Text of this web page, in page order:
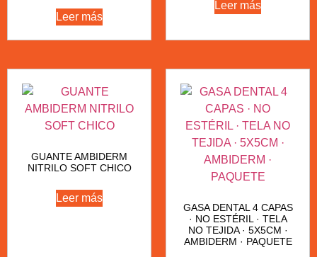
Leer más
Leer más
GUANTE AMBIDERM
NITRILO SOFT CHICO
Leer más
GASA DENTAL 4 CAPAS
· NO ESTÉRIL · TELA
NO TEJIDA · 5X5CM ·
AMBIDERM · PAQUETE